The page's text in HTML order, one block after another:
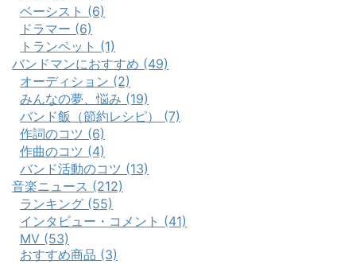
ベーシスト (6)
ドラマー (6)
トランペット (1)
バンドマンにおすすめ (49)
オーディション (2)
みんなの夢、悩み (19)
バンド飯（節約レシピ） (7)
作詞のコツ (6)
作曲のコツ (4)
バンド活動のコツ (13)
音楽ニュース (212)
ランキング (55)
インタビュー・コメント (41)
MV (53)
おすすめ商品 (3)